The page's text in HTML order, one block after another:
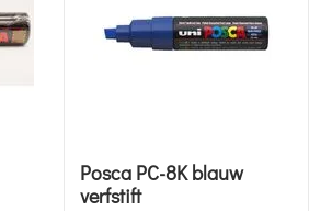
Posca PC-8K blauw
verfstift